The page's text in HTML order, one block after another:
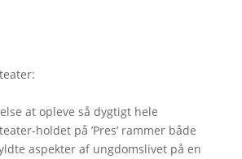
:
at opleve så dygtigt hele
holdet på ’Pres’ rammer både
aspekter af ungdomslivet på en